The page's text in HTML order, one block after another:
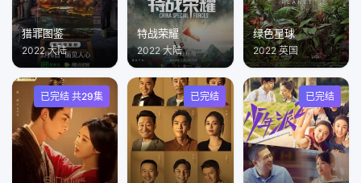
猎罪图鉴
2022 大陆
特战荣耀
2022 大陆
绿色星球
2022 英国
已完结 共29集 已完结 已完结